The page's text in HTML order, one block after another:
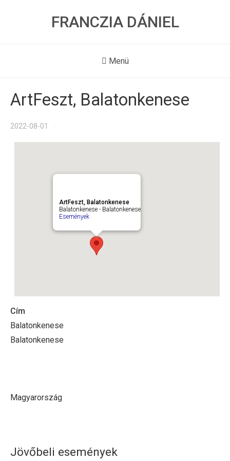
FRANCZIA DÁNIEL
Menü
ArtFeszt, Balatonkenese
2022-08-01
ArtFeszt, Balatonkenese
Balatonkenese - Balatonkenese
Események
Cím
Balatonkenese
Balatonkenese
Magyarország
Jövőbeli események